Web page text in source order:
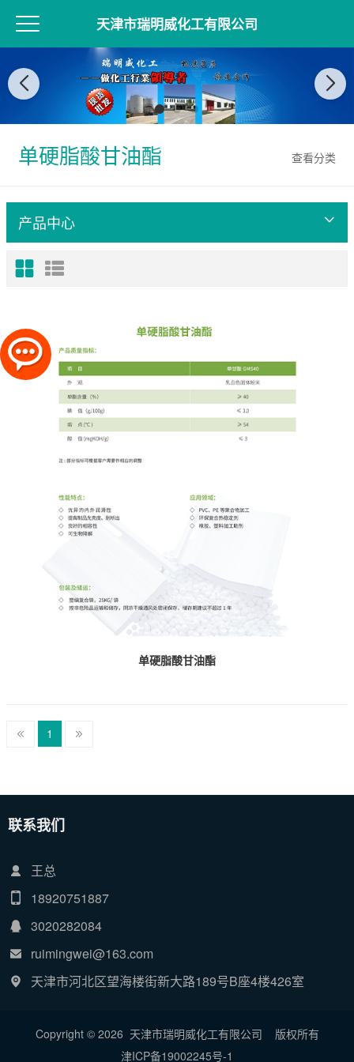
天津市瑞明威化工有限公司
查看分类
单硬脂酸甘油酯
产品中心
单硬脂酸甘油酯
1
联系我们
王总
18920751887
3020282084
ruimingwei@163.com
天津市河北区望海楼街新大路189号B座4楼426室
Copyright © 2026 天津市瑞明威化工有限公司
版权所有
津ICP备19002245号-1